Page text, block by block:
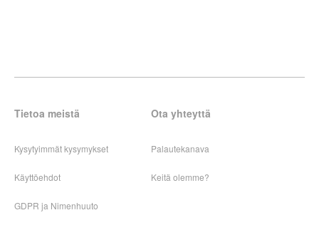
Tietoa meistä
Kysytyimmät kysymykset
Käyttöehdot
GDPR ja Nimenhuuto
Ota yhteyttä
Palautekanava
Keitä olemme?